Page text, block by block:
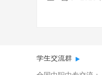
学生交流群